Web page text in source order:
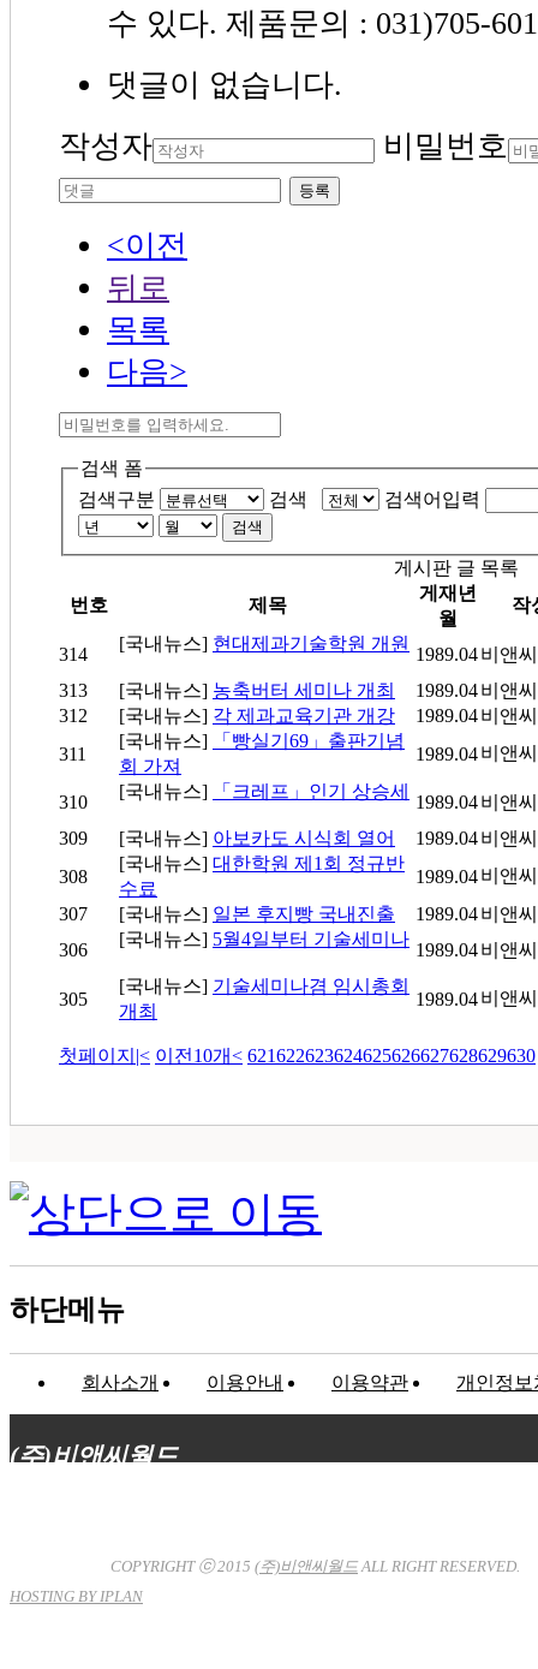
수 있다. 제품문의 : 031)705-
댓글이 없습니다.
작성자
비밀번호
등록
<이전
뒤로
목록
다음>
검색 폼
검색구분
검색 검색어입력
검색
게시판 글 목록
번호
제목
게재년
월
작
314
[국내뉴스] 현대제과기술학원 개원
1989.04비앤
313
[국내뉴스] 농축버터 세미나 개최 1989.04비앤
312
[국내뉴스] 각 제과교육기관 개강 1989.04비앤
311
[국내뉴스]
「빵실기69」출판기념
회 가져
1989.04비앤
310
[국내뉴스] 「크레프」인기 상승세
1989.04비앤
309
[국내뉴스] 아보카도 시식회 열어 1989.04비앤
308
[국내뉴스] 대한학원 제1회 정규반
수료
1989.04비앤
307
[국내뉴스] 일본 후지빵 국내진출 1989.04비앤
306
[국내뉴스] 5월4일부터 기술세미나
1989.04비앤
305
[국내뉴스] 기술세미나겸 임시총회
개최
1989.04비앤
첫페이지 |< 이전10개< 621622623624625626627628629630
하단메뉴
회사소개 이용안내 이용약관 개인정보
(주)비앤씨월드
COPYRIGHT ⓒ 2015 (주)비앤씨월드ALL RIGHT RESERVED.
HOSTING BY IPLAN